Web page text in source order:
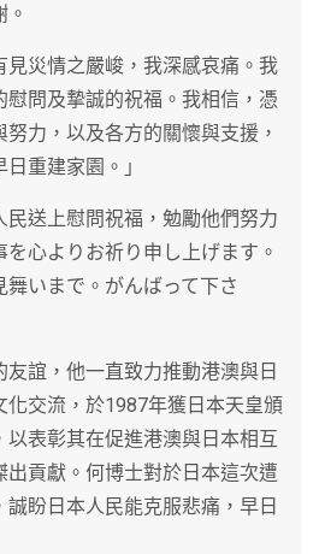
見災情之嚴峻，我深感哀痛。我
慰問及摯誠的祝福。我相信，憑
力，以及各方的關懷與支援，
重建家園。」
送上慰問祝福，勉勵他們努力
心よりお祈り申し上げます。
舞いまで。がんばって下さ
誼，他一直致力推動港澳與日
化交流，於1987年獲日本天皇頒
表彰其在促進港澳與日本相互
出貢獻。何博士對於日本這次遭
盼日本人民能克服悲痛，早日